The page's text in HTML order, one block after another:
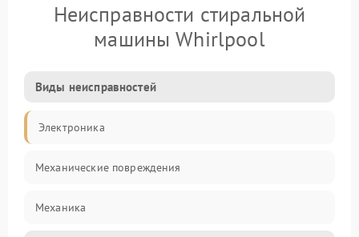
Неисправности стиральной
машины Whirlpool
Виды неисправностей
Электроника
Механические повреждения
Механика